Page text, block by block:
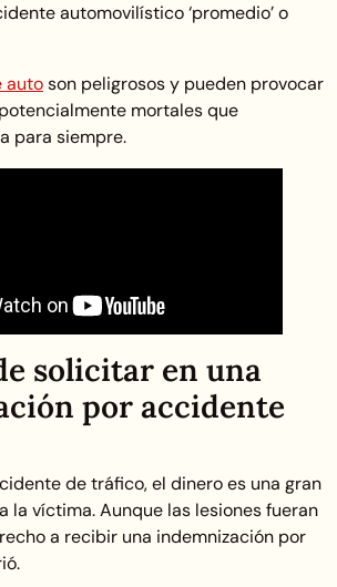
automovilístico ‘promedio’ o
autoson peligrosos y pueden provocar
mortales que
para siempre.
solicitar en una
por accidente
de tráfico, el dinero es una gran
la víctima. Aunque las lesiones fueran
a recibir una indemnización por